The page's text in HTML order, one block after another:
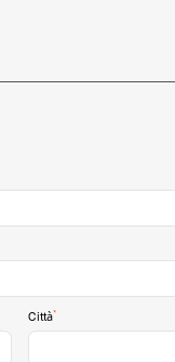
Città*